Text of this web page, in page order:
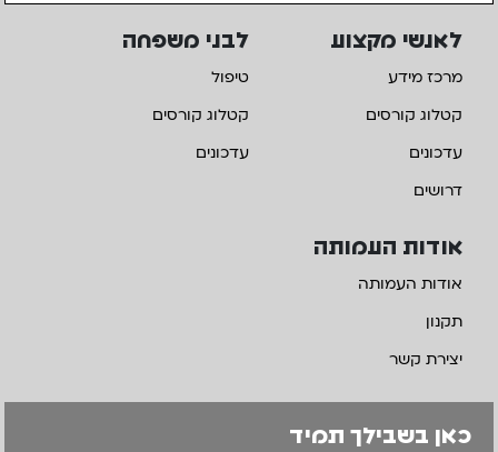
אודות העמותה
אודות העמותה
תקנון
יצירת קשר
לאנשי מקצוע
מרכז מידע
קטלוג קורסים
עדכונים
דרושים
לבני משפחה
טיפול
קטלוג קורסים
עדכונים
כאן בשבילך תמיד